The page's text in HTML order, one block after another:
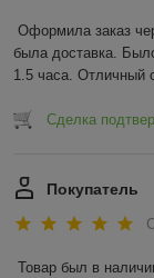
Оформила заказ
была доставка.
1.5 часа. Отличный
Сделка
Покупатель
Товар был в